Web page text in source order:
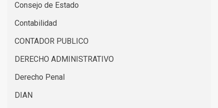
Consejo de Estado
Contabilidad
CONTADOR PUBLICO
DERECHO ADMINISTRATIVO
Derecho Penal
DIAN